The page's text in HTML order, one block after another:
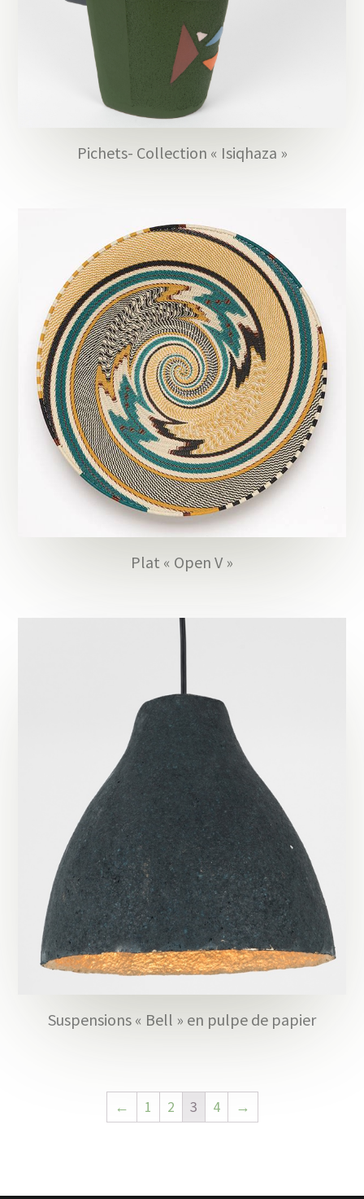
Pichets- Collection « Isiqhaza »
Plat « Open V »
Suspensions « Bell » en pulpe de papier
← 1 2 3 4 →